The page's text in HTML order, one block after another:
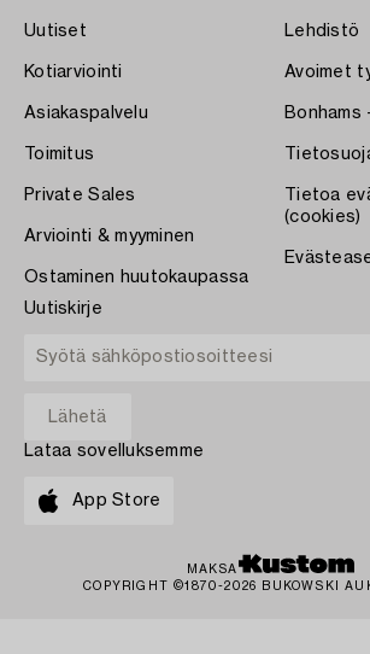
Uutiset
Kotiarviointi
Asiakaspalvelu
Toimitus
Private Sales
Arviointi & myyminen
Ostaminen huutokaupassa
Lehdistö
Avoimet
Bonhams
Tietoa
(cookies)
Uutiskirje
Lataa sovelluksemme
App Store
MAKSA
COPYRIGHT ©1870-2026 BUKOWSKI